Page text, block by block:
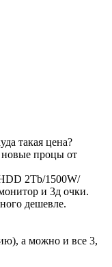
такая цена?
новые процы от
2Tb/1500W/
и 3д очки.
дешевле.
а можно и все 3,